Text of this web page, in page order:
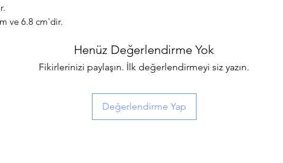
ve 6.8 cm'dir.
Henüz Değerlendirme Yok
Fikirlerinizi paylaşın. İlk değerlendirmeyi siz yazın.
Değerlendirme Yap